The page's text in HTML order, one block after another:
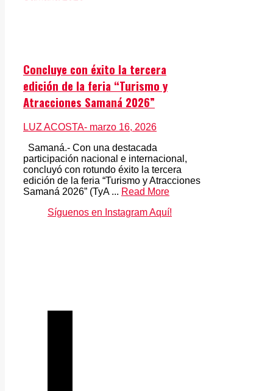
Concluye con éxito la tercera
edición de la feria “Turismo y
Atracciones Samaná 2026”
LUZ ACOSTA- marzo 16, 2026
Samaná.- Con una destacada
participación nacional e internacional,
concluyó con rotundo éxito la tercera
edición de la feria “Turismo y Atracciones
Samaná 2026” (TyA ... Read More
Síguenos en Instagram Aquí!